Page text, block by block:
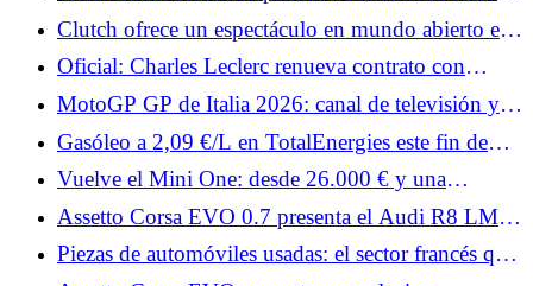
estos nombres harán vibrar al F80, 12Cilindri y
296
Clutch ofrece un espectáculo en mundo abierto en
el sur de Francia.
Oficial: Charles Leclerc renueva contrato con
Ferrari más allá de 2030
MotoGP GP de Italia 2026: canal de televisión y
horarios de pruebas, Q2 de difícil acceso para
Quartararo
Gasóleo a 2,09 €/L en TotalEnergies este fin de
semana: arranca el sábado en 3.300 estaciones de
servicio
Vuelve el Mini One: desde 26.000 € y una
potencia de 122 CV
Assetto Corsa EVO 0.7 presenta el Audi R8 LMS,
el Datsun 240Z y dos Porsche.
Piezas de automóviles usadas: el sector francés que
reinventa la reparación de automóviles